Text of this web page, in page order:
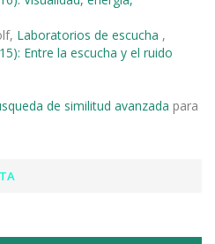
Laboratorios de escucha ,
Entre la escucha y el ruido
de similitud avanzada para